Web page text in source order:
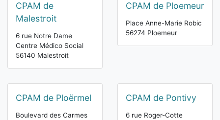
CPAM de
Malestroit
6 rue Notre Dame
Centre Médico Social
56140 Malestroit
CPAM de Ploemeur
Place Anne-Marie Robic
56274 Ploemeur
CPAM de Ploërmel
Boulevard des Carmes
CPAM de Pontivy
6 rue Roger-Cotte